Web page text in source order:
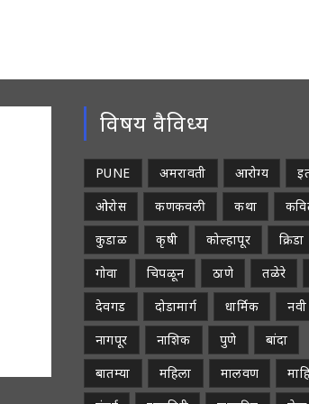
विषय वैविध्य
PUNE अमरावती आरोग्य
ओरोस
कणकवली कथा
कुडाळ
कृषी कोल्हापूर
क्रिडा
गोवा
चिपळून ठाणे तळेरे
देवगड
दोडामार्ग धार्मिक
नागपूर
नाशिक पुणे
बांदा
बातम्या
महिला मालवण